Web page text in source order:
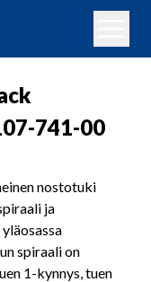
741-00
nostotuki
ja
spiraali on
1-kynnys, tuen